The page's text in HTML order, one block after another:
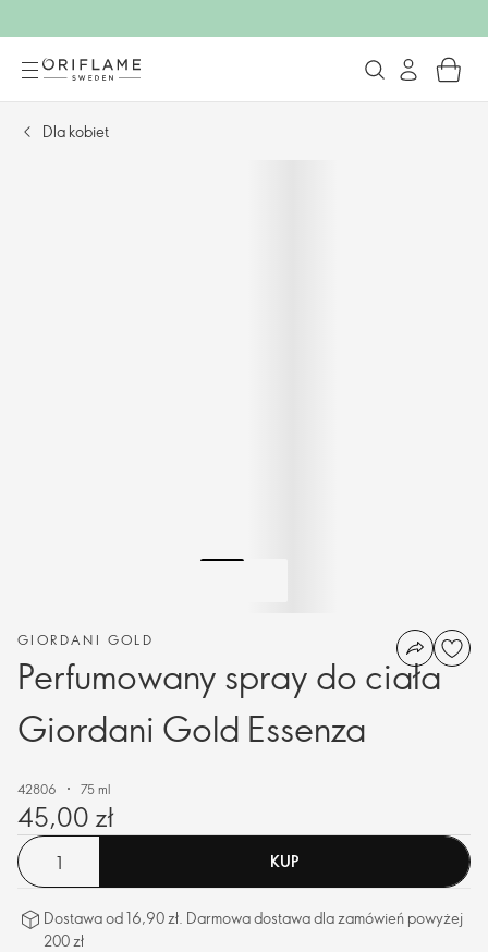
Dla kobiet
GIORDANI GOLD
Perfumowany spray do ciała
Giordani Gold Essenza
42806 75 ml
45,00 zł
KUP
Dostawa od 16,90 zł. Darmowa dostawa dla zamówień powyżej
200 zł